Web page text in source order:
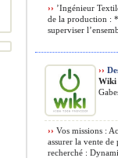
›› ’Ingénieur
de la production :
superviser
››
Wiki
›› Vos missions :
assurer la vente
recherché :